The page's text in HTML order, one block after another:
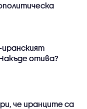
иранският
отива?
че иранците са